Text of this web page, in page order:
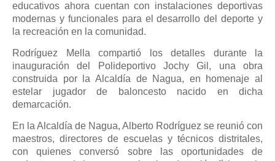
educativos ahora cuentan con instalaciones deportivas
modernas y funcionales para el desarrollo del deporte y
la recreación en la comunidad.
Rodríguez Mella compartió los detalles durante la
inauguración del Polideportivo Jochy Gil, una obra
construida por la Alcaldía de Nagua, en homenaje al
estelar jugador de baloncesto nacido en dicha
demarcación.
En la Alcaldía de Nagua, Alberto Rodríguez se reunió con
maestros, directores de escuelas y técnicos distritales,
con quienes conversó sobre las oportunidades de